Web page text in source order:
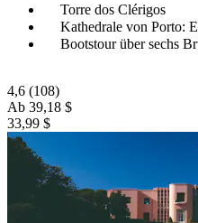
Torre dos Clérigos
Kathedrale von Porto:
Bootstour über sechs
4,6 (108)
Ab 39,18 $
33,99 $